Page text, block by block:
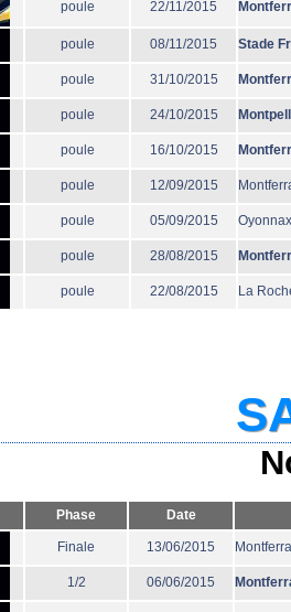
poule 22/11/2015
poule 08/11/2015 Stade
poule 31/10/2015
poule 24/10/2015
poule 16/10/2015
poule 12/09/2015
poule 05/09/2015 Oyonnax
poule 28/08/2015
poule 22/08/2015 La
Phase Date
Finale 13/06/2015
1/2 06/06/2015